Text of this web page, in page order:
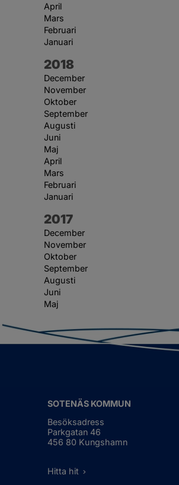
April
Mars
Februari
Januari
År:
2018
December
November
Oktober
September
Augusti
Juni
Maj
April
Mars
Februari
Januari
År:
2017
December
November
Oktober
September
Augusti
Juni
Maj
SOTENÄS KOMMUN
Besöksadress
Parkgatan 46
456 80 Kungshamn
Hitta hit